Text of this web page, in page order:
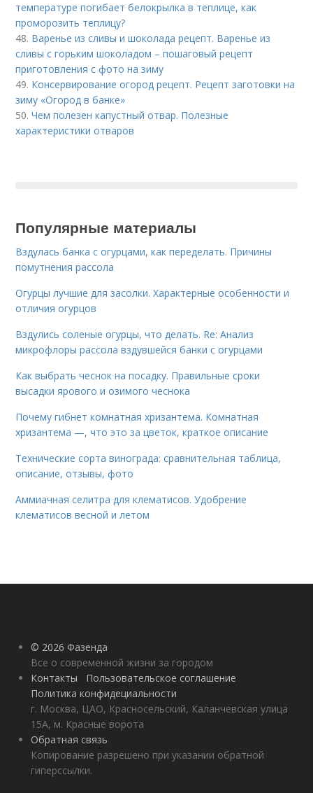
температуре погибает белокрылка в теплице, как
проморозить теплицу?
48. Варенье из сливы и шоколада рецепт. Варенье из
сливы с горьким шоколадом – пошаговый рецепт
приготовления с фото на зиму
49. Консервирование огород рецепт. Рецепт заготовки на
зиму «Огород в банке»
50.Чем полезен капустный отвар. Полезные
характеристики отваров
Популярные материалы
Вздулась банка с огурцами, как переделать. Причины
помутнения рассола
Огурцы лучшие для засолки. Характерные особенности и
отличия огурцов
Вздулись соленые огурцы, что делать. Re: Анализ
микрофлоры рассола вздувшейся банки с огурцами
Как выбрать чеснок на посадку. Правильные сроки
высадки ярового и озимого чеснока
Почему гибнет комнатная хризантема. Комнатная
хризантема —, что это за цветок, краткое описание
Технические сорта винограда: сравнительная таблица,
описание, отзывы, фото
Аммиачная селитра для клематисов. Удобрение
клематисов весной и летом
© 2026 Фазенда
Все о современной жизни за городом
Контакты
Пользовательское соглашение
Политика конфидециальности
г. Москва, ЦАО, Красносельский, Каланчевская улица
15А, м. Красные ворота
Обратная связь
Копирование разрешено при указании обратной
гиперссылки.